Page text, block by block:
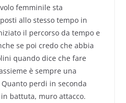
femminile sta
allo stesso tempo in
il percorso da tempo e
se poi credo che abbia
quando dice che fare
è sempre una
perdi in seconda
battuta, muro attacco.